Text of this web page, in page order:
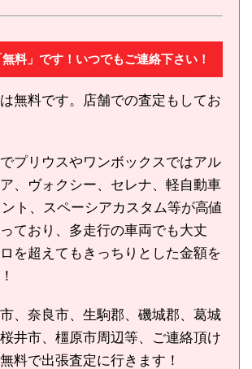
料」です！いつでもご連絡下さい！
無料です。店舗での査定もしてお
プリウスやワンボックスではアル
、ヴォクシー、セレナ、軽自動車
ト、スペーシアカスタム等が高値
ており、多走行の車両でも大丈
を超えてもきっちりとした金額を
、奈良市、生駒郡、磯城郡、葛城
井市、橿原市周辺等、ご連絡頂け
料で出張査定に行きます！